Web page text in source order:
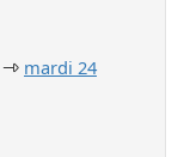
au
mardi 24